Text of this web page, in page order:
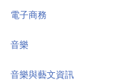
電子商務
音樂
音樂與藝文資訊